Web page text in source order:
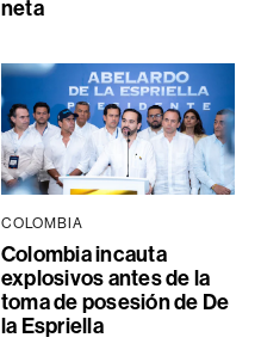
neta
COLOMBIA
Colombia incauta
explosivos antes de la
toma de posesión de De
la Espriella